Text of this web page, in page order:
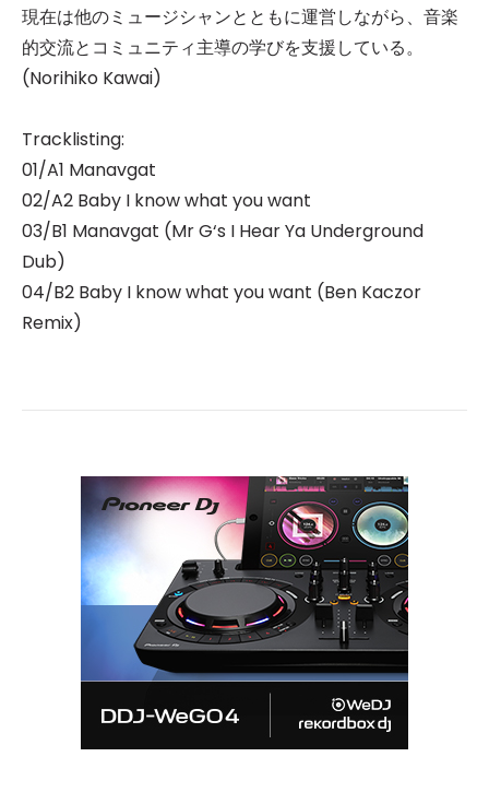
現在は他のミュージシャンとともに運営しながら、音楽
的交流とコミュニティ主導の学びを支援している。
(Norihiko Kawai)
Tracklisting:
01/A1 Manavgat
02/A2 Baby I know what you want
03/B1 Manavgat (Mr G‘s I Hear Ya Underground
Dub)
04/B2 Baby I know what you want (Ben Kaczor
Remix)